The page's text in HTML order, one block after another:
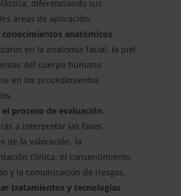
diferenciando sus
áreas de aplicación.
anatómicos.
en la anatomía facial, la piel
del cuerpo humano
en los procedimientos
el proceso de evaluación.
a interpretar las fases
de la valoración, la
clínica, el consentimiento
y la comunicación de riesgos.
tratamientos y tecnologías.